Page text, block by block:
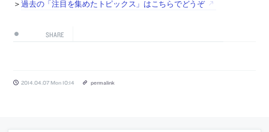
＞過去の「注目を集めたトピックス」はこちらでどうぞ
SHARE
2014.04.07 Mon 10:14 permalink